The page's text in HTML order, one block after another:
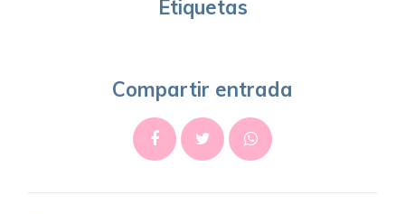
Etiquetas
Compartir entrada